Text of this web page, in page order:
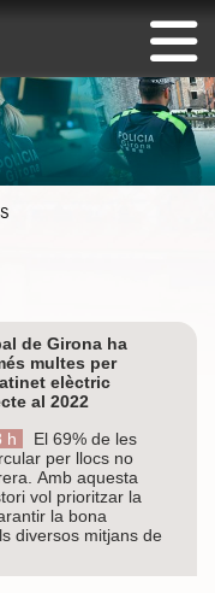
de Girona ha
multes per
elèctric
al 2022
h
El 69% de les
per llocs no
Amb aquesta
vol prioritzar la
la bona
diversos mitjans de